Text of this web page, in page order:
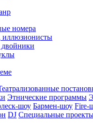
номера
Этнические программы
шоу Бармен-шоу Fire-
DJ Специальные